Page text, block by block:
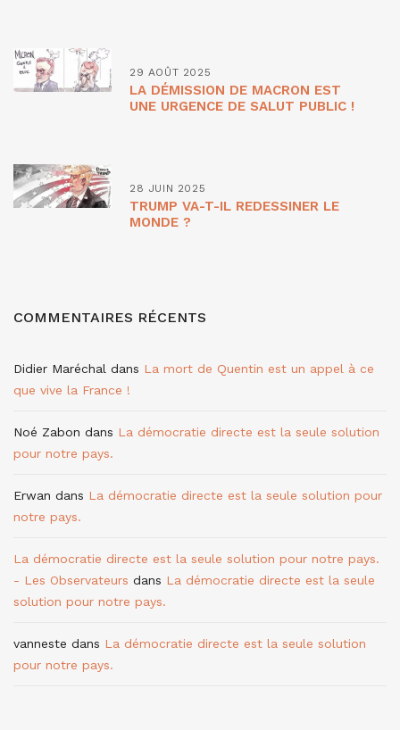
29 AOÛT 2025
LA DÉMISSION DE MACRON EST
UNE URGENCE DE SALUT PUBLIC !
28 JUIN 2025
TRUMP VA-T-IL REDESSINER LE
MONDE ?
COMMENTAIRES RÉCENTS
Didier Maréchal dans La mort de Quentin est un appel à ce
que vive la France !
Noé Zabon dans La démocratie directe est la seule solution
pour notre pays.
Erwan dans La démocratie directe est la seule solution pour
notre pays.
La démocratie directe est la seule solution pour notre pays.
- Les Observateurs dans La démocratie directe est la seule
solution pour notre pays.
vanneste dans La démocratie directe est la seule solution
pour notre pays.